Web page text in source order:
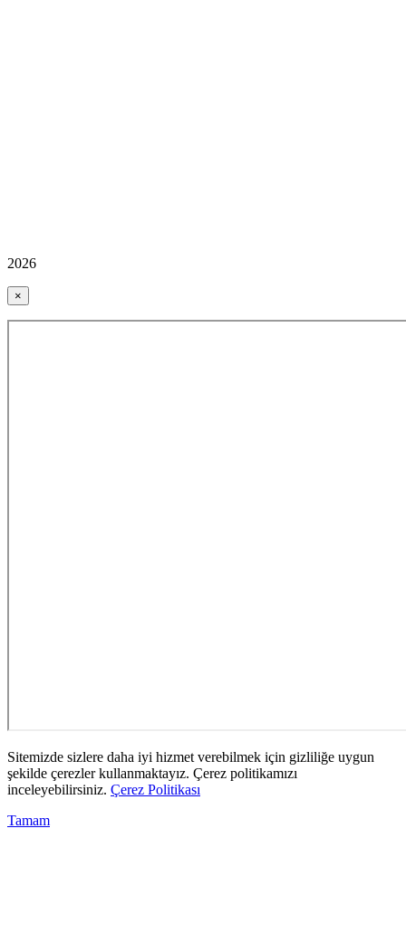
2026
×
Sitemizde sizlere daha iyi hizmet verebilmek için gizliliğe uygun
şekilde çerezler kullanmaktayız. Çerez politikamızı
inceleyebilirsiniz. Çerez Politikası
Tamam